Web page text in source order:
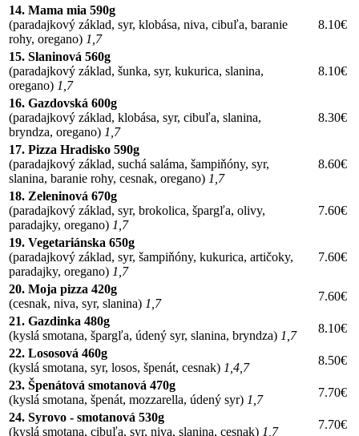
14. Mama mia 590g
(paradajkový základ, syr, klobása, niva, cibuľa, baranie
rohy, oregano) 1,7
8.10€
15. Slaninová 560g
(paradajkový základ, šunka, syr, kukurica, slanina,
oregano) 1,7
8.10€
16. Gazdovská 600g
(paradajkový základ, klobása, syr, cibuľa, slanina,
bryndza, oregano) 1,7
8.30€
17. Pizza Hradisko 590g
(paradajkový základ, suchá saláma, šampiňóny, syr,
slanina, baranie rohy, cesnak, oregano) 1,7
8.60€
18. Zeleninová 670g
(paradajkový základ, syr, brokolica, špargľa, olivy,
paradajky, oregano) 1,7
7.60€
19. Vegetariánska 650g
(paradajkový základ, syr, šampiňóny, kukurica, artičoky,
paradajky, oregano) 1,7
7.60€
20. Moja pizza 420g
(cesnak, niva, syr, slanina) 1,7
7.60€
21. Gazdinka 480g
(kyslá smotana, špargľa, údený syr, slanina, bryndza) 1,7
8.10€
22. Lososová 460g
(kyslá smotana, syr, losos, špenát, cesnak) 1,4,7
8.50€
23. Špenátová smotanová 470g
(kyslá smotana, špenát, mozzarella, údený syr) 1,7
7.70€
24. Syrovo - smotanová 530g
(kyslá smotana, cibuľa, syr, niva, slanina, cesnak) 1,7
7.70€